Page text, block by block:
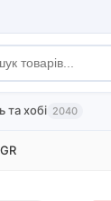
та хобі 2040